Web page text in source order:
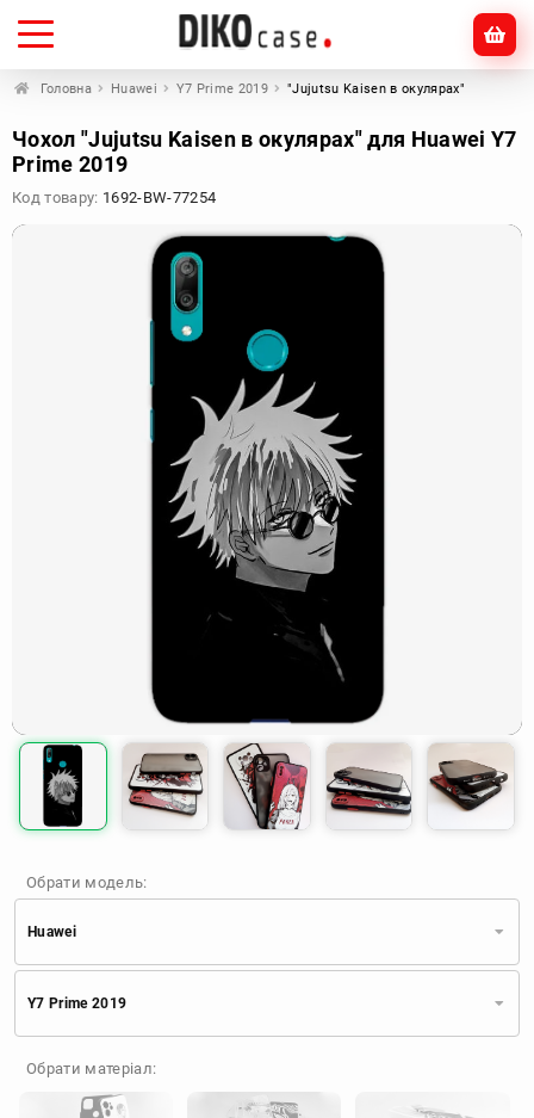
Головна Huawei Y7 Prime 2019 "Jujutsu Kaisen в окулярах"
Чохол "Jujutsu Kaisen в окулярах" для Huawei Y7
Prime 2019
Код товару: 1692-BW-77254
Обрати модель:
Huawei
Apple
Huawei
TECNO
Google
Doogee
Infinix
Motorola
Y7 Prime 2019
Обрати матеріал: